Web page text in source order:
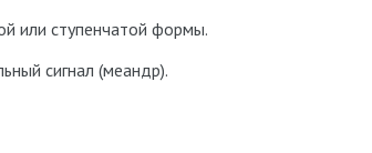
или ступенчатой формы.
сигнал (меандр).